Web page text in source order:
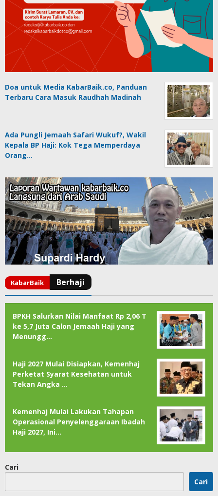
Doa untuk Media KabarBaik.co, Panduan
Terbaru Cara Masuk Raudhah Madinah
Ada Pungli Jemaah Safari Wukuf?, Wakil
Kepala BP Haji: Kok Tega Memperdaya
Orang…
BPKH Salurkan Nilai Manfaat Rp 2,06 T
ke 5,7 Juta Calon Jemaah Haji yang
Menungg…
Haji 2027 Mulai Disiapkan, Kemenhaj
Perketat Syarat Kesehatan untuk
Tekan Angka …
Kemenhaj Mulai Lakukan Tahapan
Operasional Penyelenggaraan Ibadah
Haji 2027, Ini…
Cari
Cari